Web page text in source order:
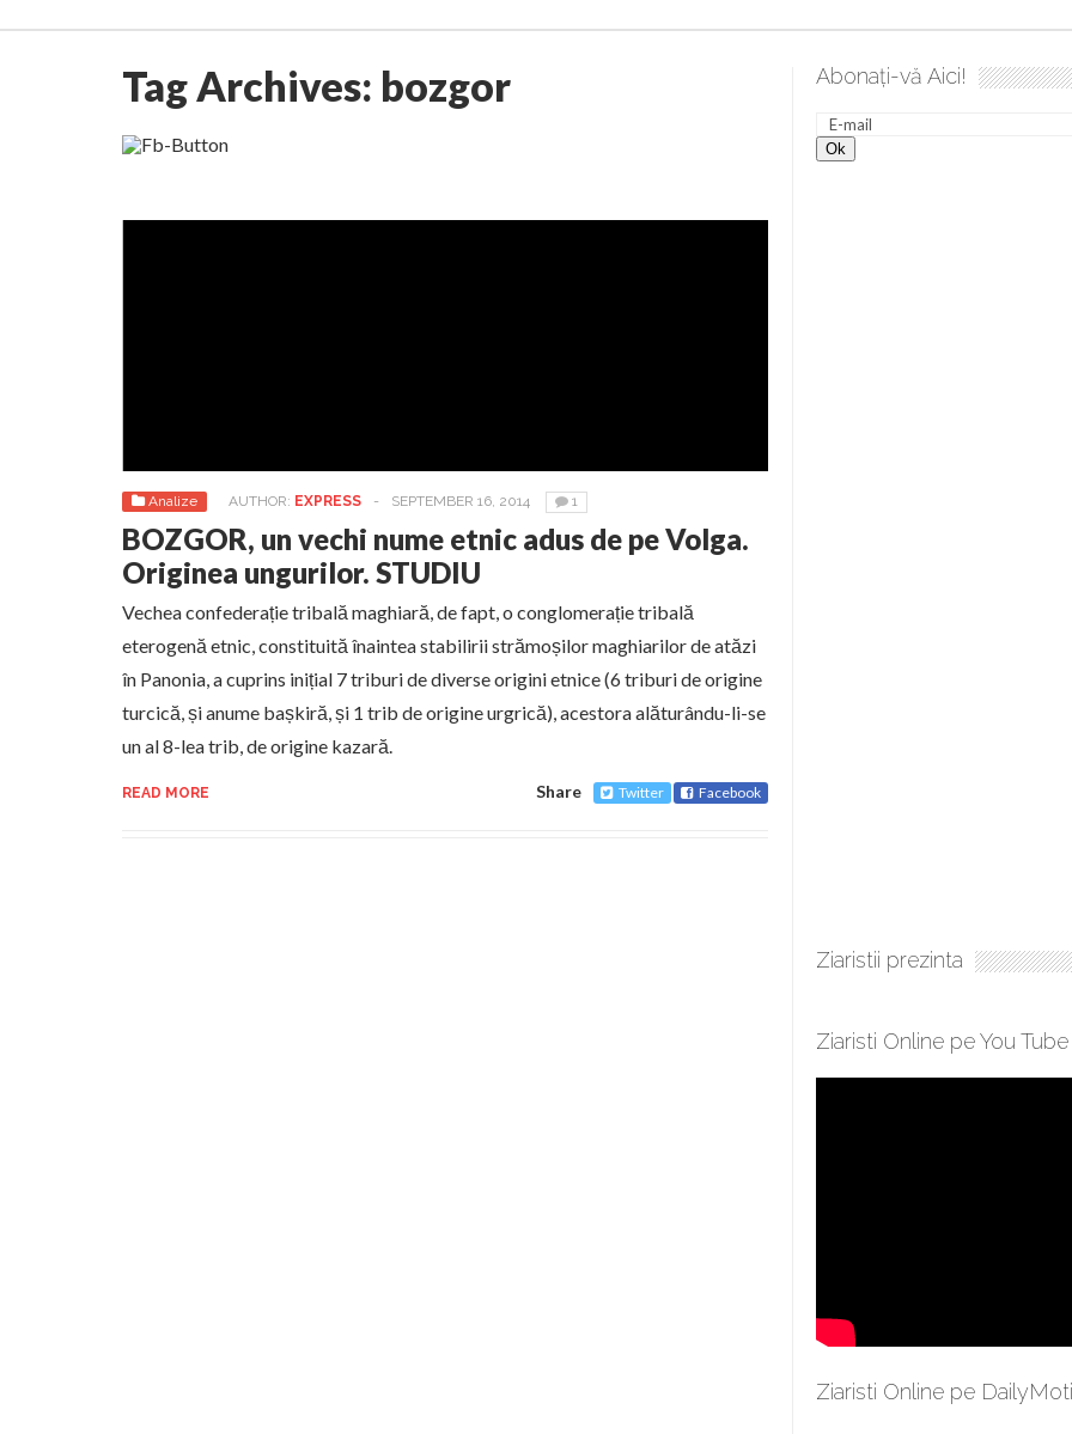
Tag Archives: bozgor
Analize AUTHOR: EXPRESS - SEPTEMBER 16, 2014 1
BOZGOR, un vechi nume etnic adus de pe Volga.
Originea ungurilor. STUDIU
Vechea confederație tribală maghiară, de fapt, o conglomerație tribală
eterogenă etnic, constituită înaintea stabilirii strămoșilor maghiarilor de atăzi
în Panonia, a cuprins inițial 7 triburi de diverse origini etnice (6 triburi de origine
turcică, și anume bașkiră, și 1 trib de origine urgrică), acestora alăturându-li-se
un al 8-lea trib, de origine kazară.
READ MORE Share Twitter Facebook
Abonați-vă Aici!
Ziaristii prezinta
Ziaristi Online pe You Tube
Ziaristi Online pe